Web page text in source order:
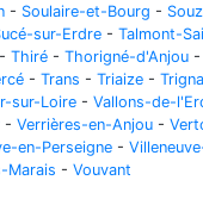
- Soulaire-et-Bourg -
sur-Erdre - Talmont-
- Thiré - Thorigné-d'Anjou -
- Trans - Triaize -
sur-Loire - Vallons-de-
- Verrières-en-Anjou -
en-Perseigne -
Marais - Vouvant